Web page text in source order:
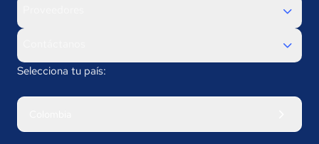
Selecciona tu país: